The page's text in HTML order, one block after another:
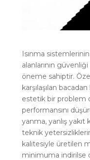
Isınma
alanlarının
öneme sahiptir.
karşılaşılan
estetik bir problem
performansını
yanma, yanlış yakıt
teknik
kalitesiyle üretilen
minimuma indirilse